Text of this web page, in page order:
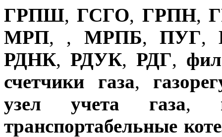
ГРПШ,ГСГО, ГРПН,
МРП, , МРПБ, ПУГ,
РДНК, РДУК, РДГ,
счетчики газа,
узел учета газа,
транспортабельные